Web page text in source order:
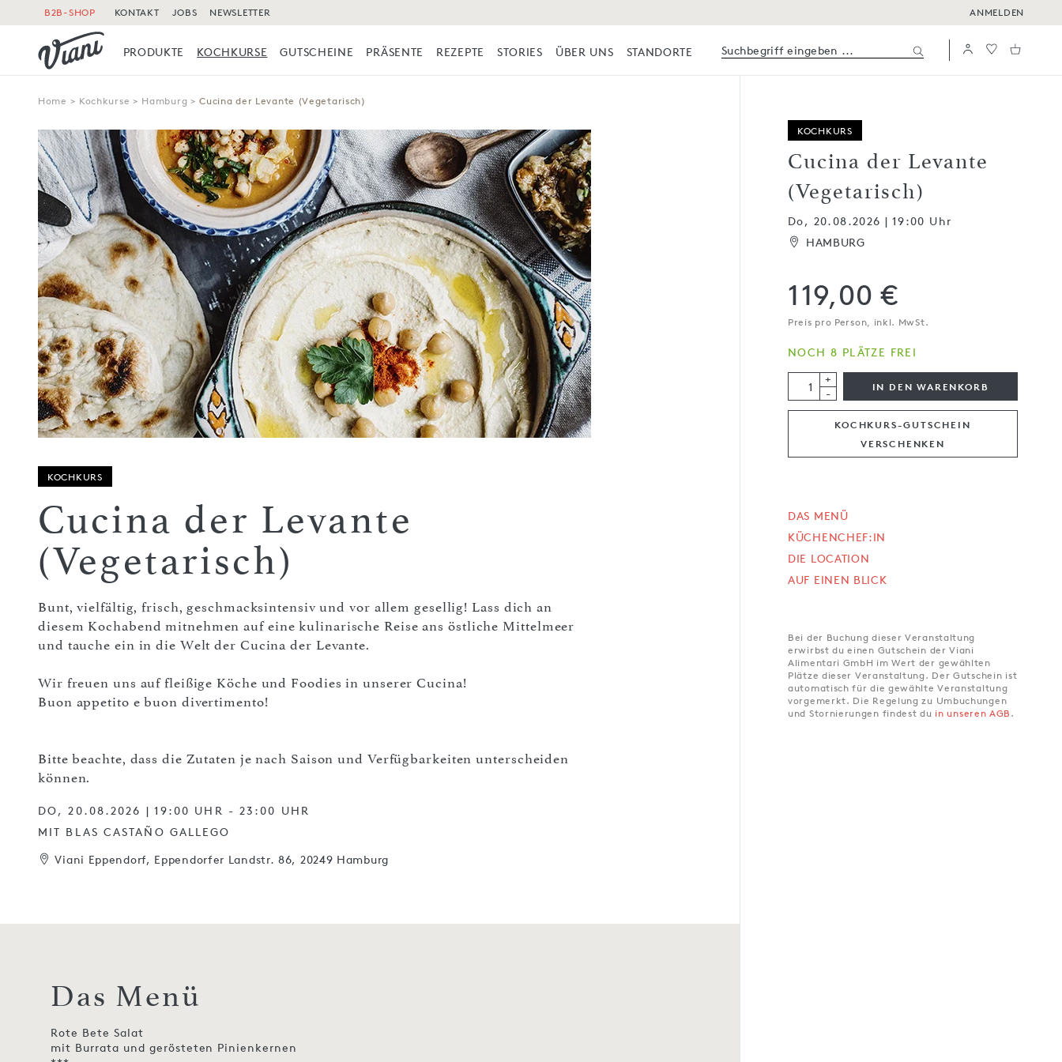
B2B-SHOP KONTAKT JOBS NEWSLETTER ANMELDEN
PRODUKTE KOCHKURSE GUTSCHEINE PRÄSENTE REZEPTE STORIES ÜBER UNS STANDORTE
KOCHKURS
Cucina der Levante
(Vegetarisch)
Do, 20.08.2026 | 19:00 Uhr
HAMBURG
119,00 €
Preis pro Person, inkl. MwSt.
NOCH 8 PLÄTZE FREI
+
-
IN DEN WARENKORB
KOCHKURS-GUTSCHEIN
VERSCHENKEN
DAS MENÜ
KÜCHENCHEF:IN
DIE LOCATION
AUF EINEN BLICK
Bei der Buchung dieser Veranstaltung
erwirbst du einen Gutschein der Viani
Alimentari GmbH im Wert der gewählten
Plätze dieser Veranstaltung. Der Gutschein ist
automatisch für die gewählte Veranstaltung
vorgemerkt. Die Regelung zu Umbuchungen
und Stornierungen findest du in unseren AGB .
Home > Kochkurse > Hamburg >Cucina der Levante (Vegetarisch)
KOCHKURS
Cucina der Levante
(Vegetarisch)
Bunt, vielfältig, frisch, geschmacksintensiv und vor allem gesellig! Lass dich an
diesem Kochabend mitnehmen auf eine kulinarische Reise ans östliche Mittelmeer
und tauche ein in die Welt der Cucina der Levante.
Wir freuen uns auf fleißige Köche und Foodies in unserer Cucina!
Buon appetito e buon divertimento!
Bitte beachte, dass die Zutaten je nach Saison und Verfügbarkeiten unterscheiden
können.
DO, 20.08.2026 | 19:00 UHR - 23:00 UHR
MIT BLAS CASTAÑO GALLEGO
Viani Eppendorf, Eppendorfer Landstr. 86, 20249 Hamburg
Das Menü
Rote Bete Salat
mit Burrata und gerösteten Pinienkernen